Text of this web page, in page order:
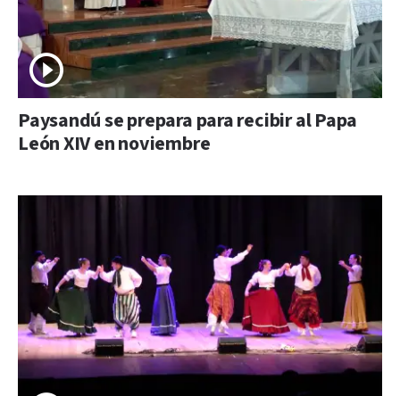
Paysandú se prepara para recibir al Papa
León XIV en noviembre